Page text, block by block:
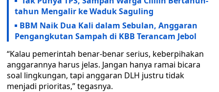
tahun Mengalir ke Waduk Saguling
BBM Naik Dua Kali dalam Sebulan, Anggaran
Pengangkutan Sampah di KBB Terancam Jebol
“Kalau pemerintah benar-benar serius, keberpihakan
anggarannya harus jelas. Jangan hanya ramai bicara
soal lingkungan, tapi anggaran DLH justru tidak
menjadi prioritas,” tegasnya.